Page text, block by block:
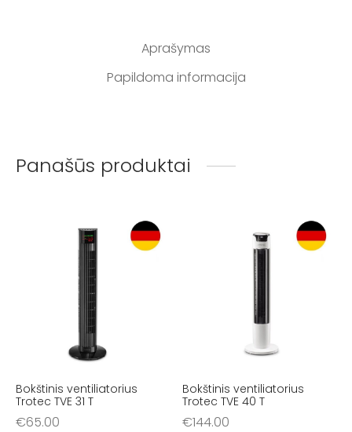
Aprašymas
Papildoma informacija
Panašūs produktai
Bokštinis ventiliatorius
Trotec TVE 31 T
€65.00
Bokštinis ventiliatorius
Trotec TVE 40 T
€144.00